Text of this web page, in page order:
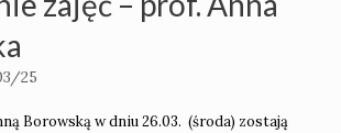
25
Borowską w dniu 26.03. (środa) zostają